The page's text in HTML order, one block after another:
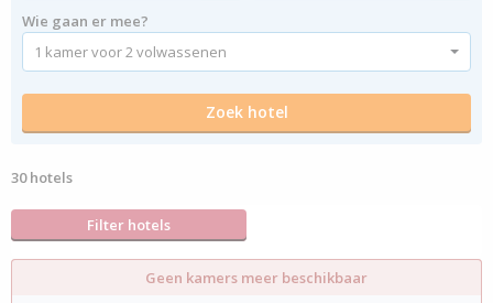
Wie gaan er mee?
30 hotels
Filter hotels
Geen kamers meer beschikbaar